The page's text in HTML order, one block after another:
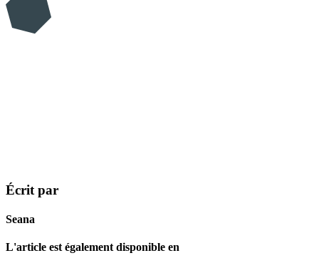
Écrit par
Seana
L'article est également disponible en